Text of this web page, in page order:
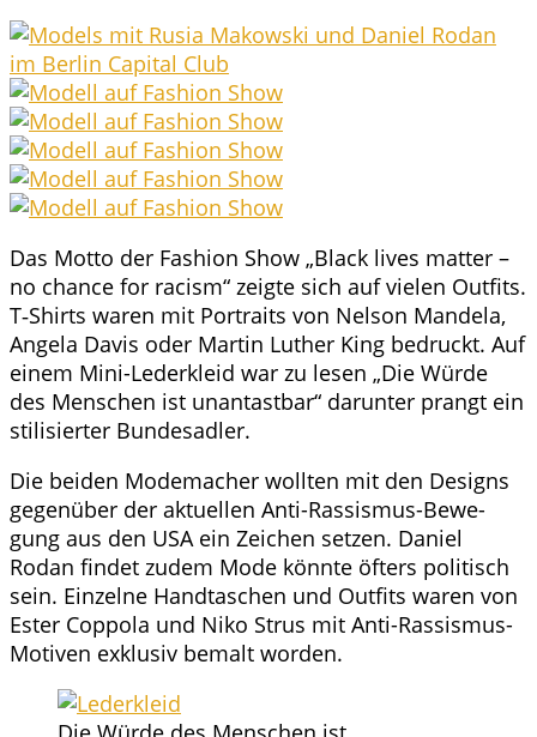
Das Mot­to der Fashion Show „Black lives mat­ter –
no chan­ce for racism“ zeig­te sich auf vie­len Out­fits.
T‑Shirts waren mit Por­traits von Nel­son Man­de­la,
Ange­la Davis oder Mar­tin Luther King bedruckt. Auf
einem Mini-Leder­kleid war zu lesen „Die Wür­de
des Men­schen ist unan­tast­bar“ dar­un­ter prangt ein
sti­li­sier­ter Bundesadler.
Die bei­den Mode­ma­cher woll­ten mit den Designs
gegen­über der aktu­el­len Anti-Ras­sis­mus-Bewe­
gung aus den USA ein Zei­chen set­zen. Dani­el
Rodan fin­det zudem Mode könn­te öfters poli­tisch
sein. Ein­zel­ne Hand­ta­schen und Out­fits waren von
Ester Cop­po­la und Niko Strus mit Anti-Ras­sis­mus-
Moti­ven exklu­siv bemalt worden.